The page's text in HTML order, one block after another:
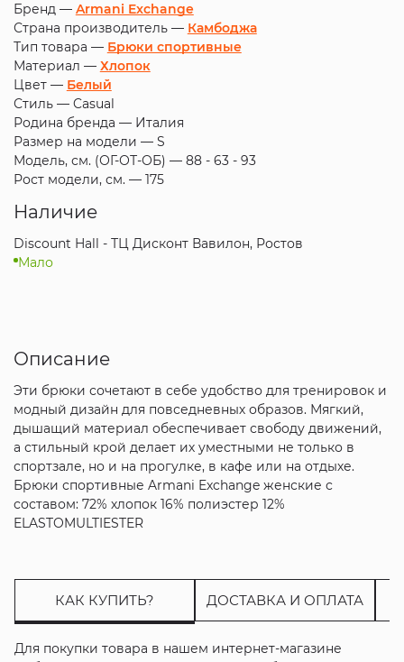
Бренд — Armani Exchange
Страна производитель — Камбоджа
Тип товара — Брюки спортивные
Материал — Хлопок
Цвет — Белый
Стиль — Casual
Родина бренда — Италия
Размер на модели — S
Модель, см. (ОГ-ОТ-ОБ) — 88 - 63 - 93
Рост модели, см. — 175
Наличие
Discount Hall - ТЦ Дисконт Вавилон, Ростов
Мало
Описание
Эти брюки сочетают в себе удобство для тренировок и
модный дизайн для повседневных образов. Мягкий,
дышащий материал обеспечивает свободу движений,
а стильный крой делает их уместными не только в
спортзале, но и на прогулке, в кафе или на отдыхе.
Брюки спортивные Armani Exchange женские с
составом: 72% хлопок 16% полиэстер 12%
ELASTOMULTIESTER
КАК КУПИТЬ? ДОСТАВКА И ОПЛАТА
Для покупки товара в нашем интернет-магазине